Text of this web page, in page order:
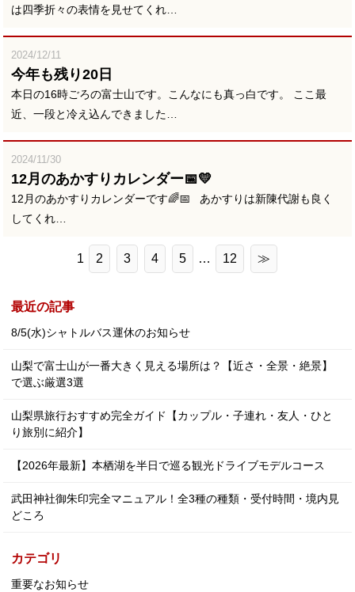
は四季折々の表情を見せてくれ…
2024/12/11
今年も残り20日
本日の16時ごろの富士山です。こんなにも真っ白です。 ここ最
近、一段と冷え込んできました…
2024/11/30
12月のあかすりカレンダー📅💛
12月のあかすりカレンダーです🌈📅 あかすりは新陳代謝も良く
してくれ…
1 2 3 4 5 … 12 ≫
最近の記事
8/5(水)シャトルバス運休のお知らせ
山梨で富士山が一番大きく見える場所は？【近さ・全景・絶景】
で選ぶ厳選3選
山梨県旅行おすすめ完全ガイド【カップル・子連れ・友人・ひと
り旅別に紹介】
【2026年最新】本栖湖を半日で巡る観光ドライブモデルコース
武田神社御朱印完全マニュアル！全3種の種類・受付時間・境内見
どころ
カテゴリ
重要なお知らせ